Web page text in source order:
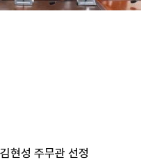
현성 주무관 선정